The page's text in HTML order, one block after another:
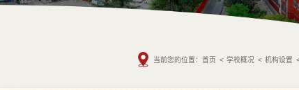
当前您的位置： 首页 < 学校概况 < 机构设置